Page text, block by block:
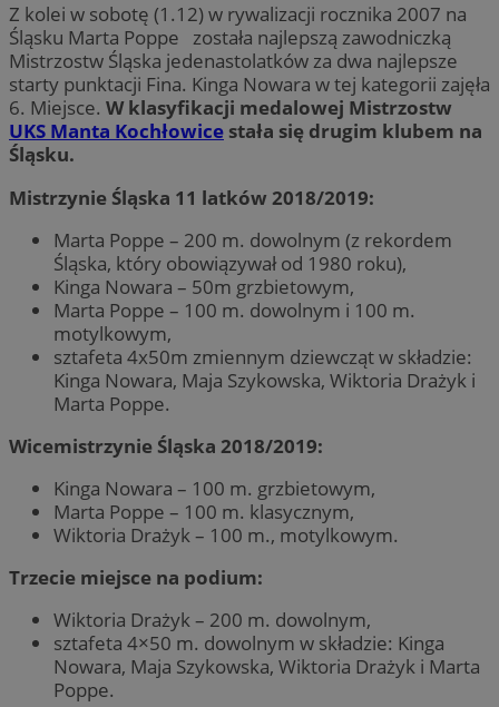
Z kolei w sobotę (1.12) w rywalizacji rocznika 2007 na
Śląsku Marta Poppe została najlepszą zawodniczką
Mistrzostw Śląska jedenastolatków za dwa najlepsze
starty punktacji Fina. Kinga Nowara w tej kategorii zajęła
6. Miejsce. W klasyfikacji medalowej Mistrzostw
UKS Manta Kochłowice stała się drugim klubem na
Śląsku.
Mistrzynie Śląska 11 latków 2018/2019:
Marta Poppe – 200 m. dowolnym (z rekordem
Śląska, który obowiązywał od 1980 roku),
Kinga Nowara – 50m grzbietowym,
Marta Poppe – 100 m. dowolnym i 100 m.
motylkowym,
sztafeta 4x50m zmiennym dziewcząt w składzie:
Kinga Nowara, Maja Szykowska, Wiktoria Drażyk i
Marta Poppe.
Wicemistrzynie Śląska 2018/2019:
Kinga Nowara – 100 m. grzbietowym,
Marta Poppe – 100 m. klasycznym,
Wiktoria Drażyk – 100 m., motylkowym.
Trzecie miejsce na podium:
Wiktoria Drażyk – 200 m. dowolnym,
sztafeta 4×50 m. dowolnym w składzie: Kinga
Nowara, Maja Szykowska, Wiktoria Drażyk i Marta
Poppe.